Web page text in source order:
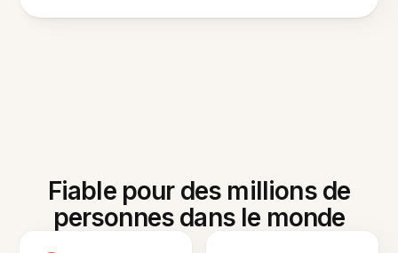
Fiable pour des millions de
personnes dans le monde